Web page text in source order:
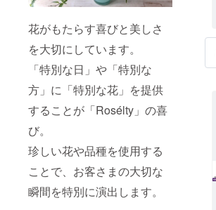
花がもたらす喜びと美しさ
を大切にしています。
「特別な日」や「特別な
方」に「特別な花」を提供
することが「Rosélty」の喜
び。
珍しい花や品種を使用する
ことで、お客さまの大切な
瞬間を特別に演出します。